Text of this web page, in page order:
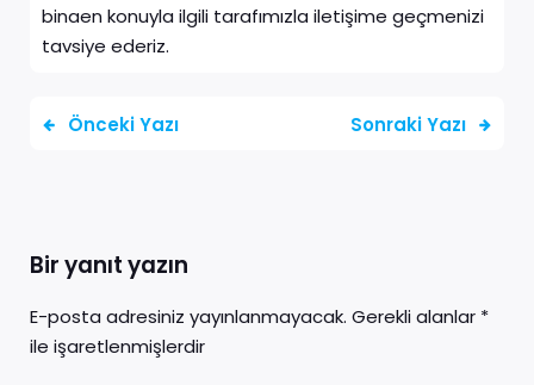
binaen konuyla ilgili tarafımızla iletişime geçmenizi
tavsiye ederiz.
Önceki Yazı Sonraki Yazı
Bir yanıt yazın
E-posta adresiniz yayınlanmayacak. Gerekli alanlar *
ile işaretlenmişlerdir